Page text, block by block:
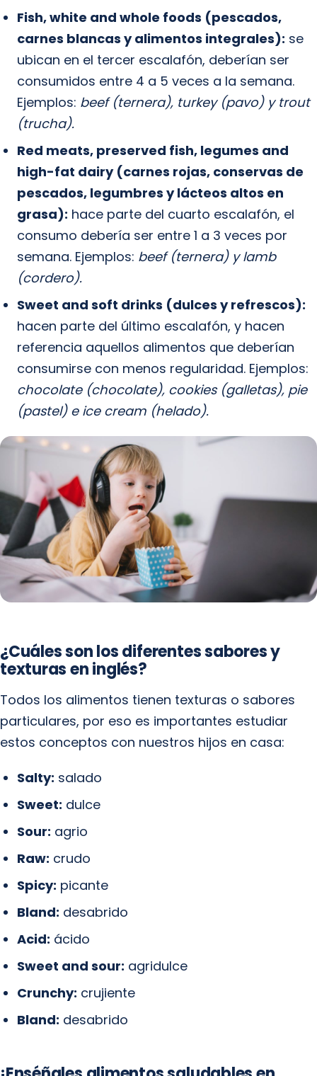
Fish, white and whole foods (pescados,
carnes blancas y alimentos integrales): se
ubican en el tercer escalafón, deberían ser
consumidos entre 4 a 5 veces a la semana.
Ejemplos: beef (ternera), turkey (pavo) y trout
(trucha).
Red meats, preserved fish, legumes and
high-fat dairy (carnes rojas, conservas de
pescados, legumbres y lácteos altos en
grasa): hace parte del cuarto escalafón, el
consumo debería ser entre 1 a 3 veces por
semana. Ejemplos: beef (ternera) y lamb
(cordero).
Sweet and soft drinks (dulces y refrescos):
hacen parte del último escalafón, y hacen
referencia aquellos alimentos que deberían
consumirse con menos regularidad. Ejemplos:
chocolate (chocolate), cookies (galletas), pie
(pastel) e ice cream (helado).
¿Cuáles son los diferentes sabores y
texturas en inglés?
Todos los alimentos tienen texturas o sabores
particulares, por eso es importantes estudiar
estos conceptos con nuestros hijos en casa:
Salty: salado
Sweet: dulce
Sour: agrio
Raw: crudo
Spicy: picante
Bland: desabrido
Acid: ácido
Sweet and sour: agridulce
Crunchy: crujiente
Bland: desabrido